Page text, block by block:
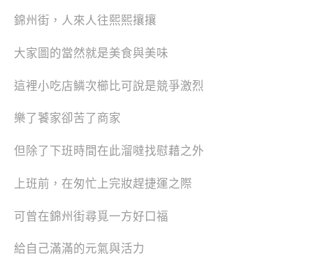
錦州街，人來人往熙熙攘攘
大家圖的當然就是美食與美味
這裡小吃店鱗次櫛比可說是競爭激烈
樂了饕家卻苦了商家
但除了下班時間在此溜噠找慰藉之外
上班前，在匆忙上完妝趕捷運之際
可曾在錦州街尋覓一方好口福
給自己滿滿的元氣與活力